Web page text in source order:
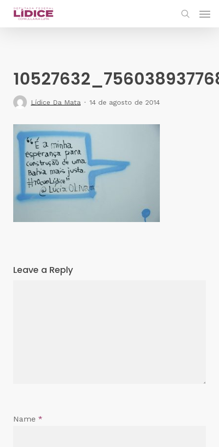
Skip
Lídice Da Mata 14 de agosto de 2014
Leave a Reply
Name *